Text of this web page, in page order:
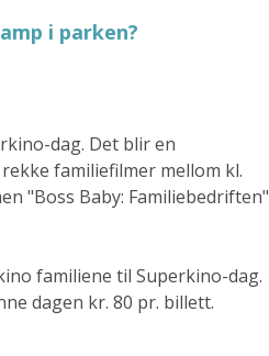
i parken?
dag. Det blir en
familiefilmer mellom kl.
"Boss Baby: Familiebedriften"
familiene til Superkino-dag.
dagen kr. 80 pr. billett.